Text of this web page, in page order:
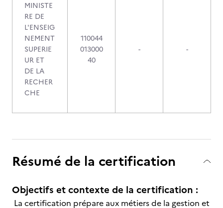
MINISTE
RE DE
L'ENSEIG
NEMENT
SUPERIE
UR ET
DE LA
RECHER
CHE
110044
013000
40
- -
Résumé de la certification
Objectifs et contexte de la certification :
La certification prépare aux métiers de la gestion et